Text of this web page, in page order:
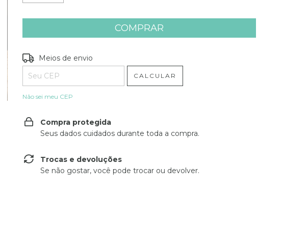
Entregas para o CEP:
Meios de envio
CALCULAR
Não sei meu CEP
Compra protegida
Seus dados cuidados durante toda a compra.
Trocas e devoluções
Se não gostar, você pode trocar ou devolver.